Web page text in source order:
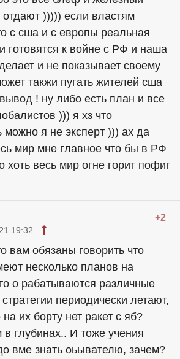
отдают ))))) если властям
с сша и с европы реальная
готовятся к войне с РФ и наша
и не показывает своему
такжи пугать жителей сша
! ну либо есть план и все
))) я хз что
можно я не эксперт ))) ах да
мир мне главное что бы в РФ
весь мир огне горит пофиг
+2
19:32
вам обязаны говорить что
несколько планов на
о рабатываются различные
периодически летают,
на их борту нет ракет с яб?
в глубинах.. И тоже учения
вме знать оьывателю, зачем?